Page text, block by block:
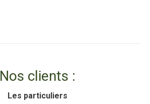
Nos clients :
Les particuliers